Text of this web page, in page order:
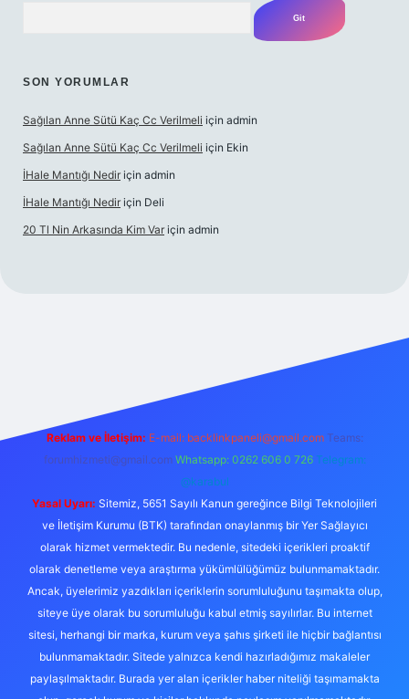
SON YORUMLAR
Sağılan Anne Sütü Kaç Cc Verilmeli için admin
Sağılan Anne Sütü Kaç Cc Verilmeli için Ekin
İHale Mantığı Nedir için admin
İHale Mantığı Nedir için Deli
20 Tl Nin Arkasında Kim Var için admin
Reklam ve İletişim: E-mail: backlinkpaneli@gmail.com Teams:
forumhizmeti@gmail.com Whatsapp: 0262 606 0 726 Telegram:
@karabul
Yasal Uyarı: Sitemiz, 5651 Sayılı Kanun gereğince Bilgi Teknolojileri
ve İletişim Kurumu (BTK) tarafından onaylanmış bir Yer Sağlayıcı
olarak hizmet vermektedir. Bu nedenle, sitedeki içerikleri proaktif
olarak denetleme veya araştırma yükümlülüğümüz bulunmamaktadır.
Ancak, üyelerimiz yazdıkları içeriklerin sorumluluğunu taşımakta olup,
siteye üye olarak bu sorumluluğu kabul etmiş sayılırlar. Bu internet
sitesi, herhangi bir marka, kurum veya şahıs şirketi ile hiçbir bağlantısı
bulunmamaktadır. Sitede yalnızca kendi hazırladığımız makaleler
paylaşılmaktadır. Burada yer alan içerikler haber niteliği taşımamakta